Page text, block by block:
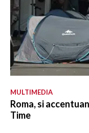
MULTIMEDIA
Roma, si
Time